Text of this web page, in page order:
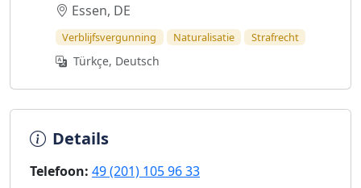
Essen, DE
Verblijfsvergunning Naturalisatie Strafrecht
Türkçe, Deutsch
Details
Telefoon: 49 (201) 105 96 33